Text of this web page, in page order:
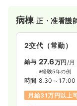
病棟正・准看護
2交代（常勤）
給与 27.6万円/月
※経験5年の例
時間 8:30～17:00
月給31万円以上